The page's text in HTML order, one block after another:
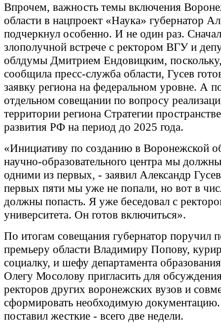
Впрочем, важность темы включения
области в нацпроект «Наука» губернатор
подчеркнул особенно. И не один раз.
злополучной встрече с ректором ВГУ и
облдумы Дмитрием Ендовицким,
сообщила пресс-служба области, Гусев
заявку региона на федеральном уровне. А
отдельном совещании по вопросу
территории региона Стратегии
развития РФ на период до 2025 года.
«Инициативу по созданию в Воронежской
научно-образовательного центра мы
одними из первых, - заявил Александр
первых пяти мы уже не попали, но вот в
должны попасть. Я уже беседовал с
университета. Он готов включиться».
По итогам совещания губернатор поручил
премьеру области Владимиру Попову,
социалку, и шефу департамента
Олегу Мосолову пригласить для
ректоров других воронежских вузов и
сформировать необходимую
поставил жесткие - всего две недели.